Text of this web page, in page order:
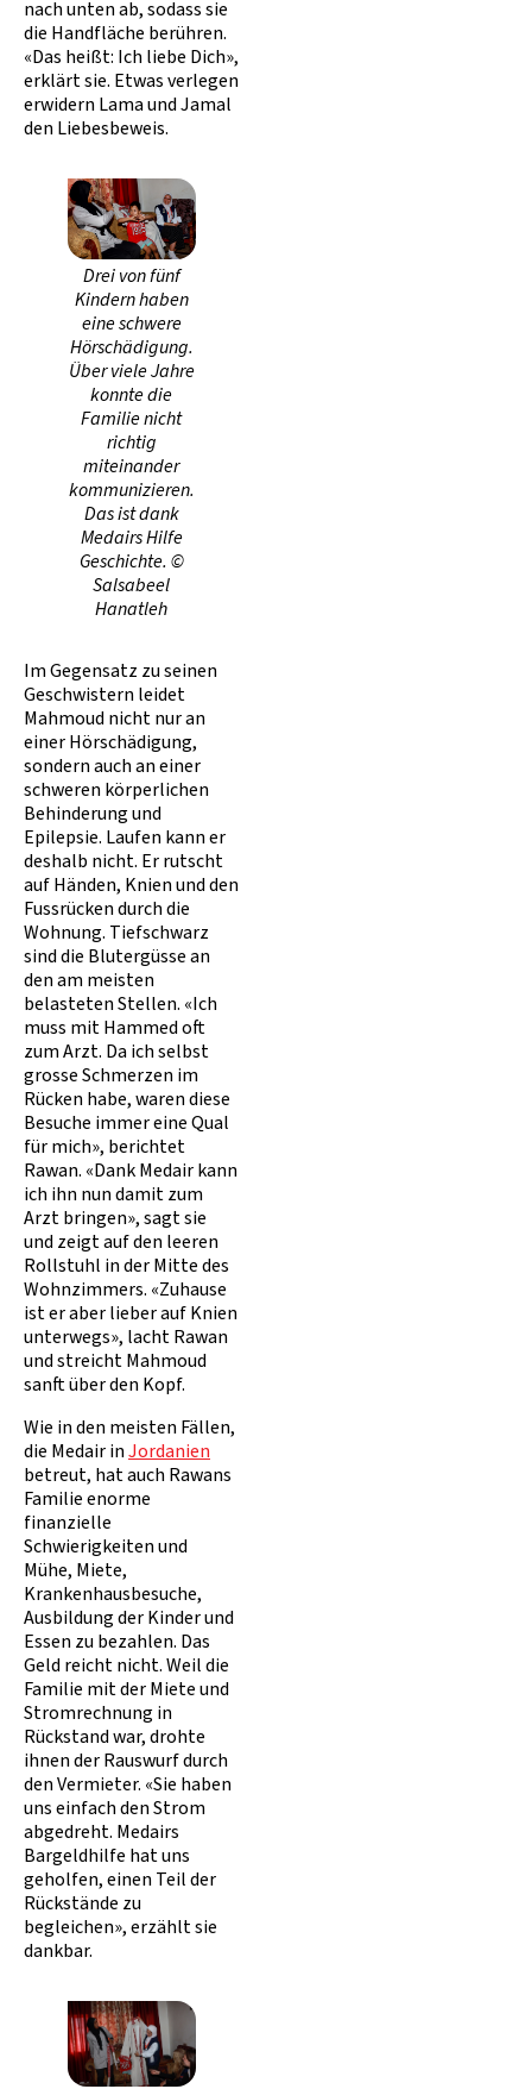
nach unten ab, sodass sie
die Handfläche berühren.
«Das heißt: Ich liebe Dich»,
erklärt sie. Etwas verlegen
erwidern Lama und Jamal
den Liebesbeweis.
Drei von fünf
Kindern haben
eine schwere
Hörschädigung.
Über viele Jahre
konnte die
Familie nicht
richtig
miteinander
kommunizieren.
Das ist dank
Medairs Hilfe
Geschichte. ©
Salsabeel
Hanatleh
Im Gegensatz zu seinen
Geschwistern leidet
Mahmoud nicht nur an
einer Hörschädigung,
sondern auch an einer
schweren körperlichen
Behinderung und
Epilepsie. Laufen kann er
deshalb nicht. Er rutscht
auf Händen, Knien und den
Fussrücken durch die
Wohnung. Tiefschwarz
sind die Blutergüsse an
den am meisten
belasteten Stellen. «Ich
muss mit Hammed oft
zum Arzt. Da ich selbst
grosse Schmerzen im
Rücken habe, waren diese
Besuche immer eine Qual
für mich», berichtet
Rawan. «Dank Medair kann
ich ihn nun damit zum
Arzt bringen», sagt sie
und zeigt auf den leeren
Rollstuhl in der Mitte des
Wohnzimmers. «Zuhause
ist er aber lieber auf Knien
unterwegs», lacht Rawan
und streicht Mahmoud
sanft über den Kopf.
Wie in den meisten Fällen,
die Medair inJordanien
betreut, hat auch Rawans
Familie enorme
finanzielle
Schwierigkeiten und
Mühe, Miete,
Krankenhausbesuche,
Ausbildung der Kinder und
Essen zu bezahlen. Das
Geld reicht nicht. Weil die
Familie mit der Miete und
Stromrechnung in
Rückstand war, drohte
ihnen der Rauswurf durch
den Vermieter. «Sie haben
uns einfach den Strom
abgedreht. Medairs
Bargeldhilfe hat uns
geholfen, einen Teil der
Rückstände zu
begleichen», erzählt sie
dankbar.